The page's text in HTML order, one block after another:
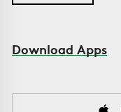
Download Apps